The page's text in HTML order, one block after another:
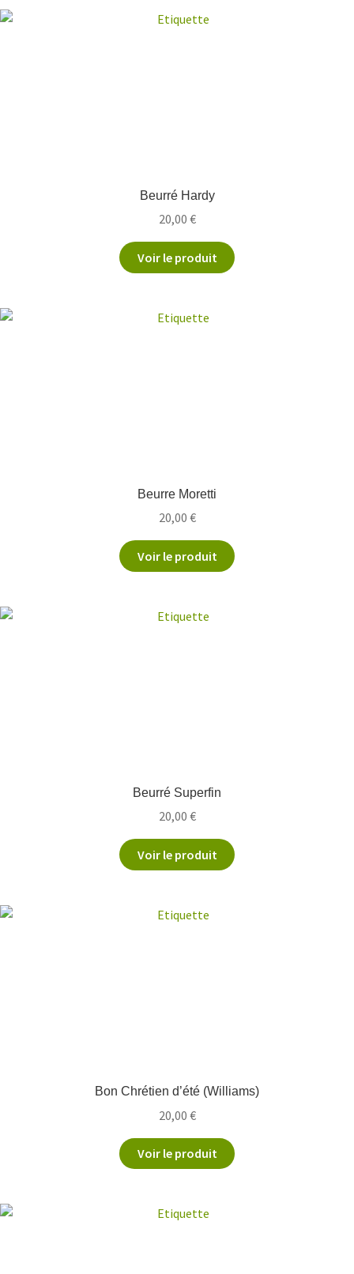
Beurré Hardy
20,00 €
Voir le produit
Beurre Moretti
20,00 €
Voir le produit
Beurré Superfin
20,00 €
Voir le produit
Bon Chrétien d’été (Williams)
20,00 €
Voir le produit